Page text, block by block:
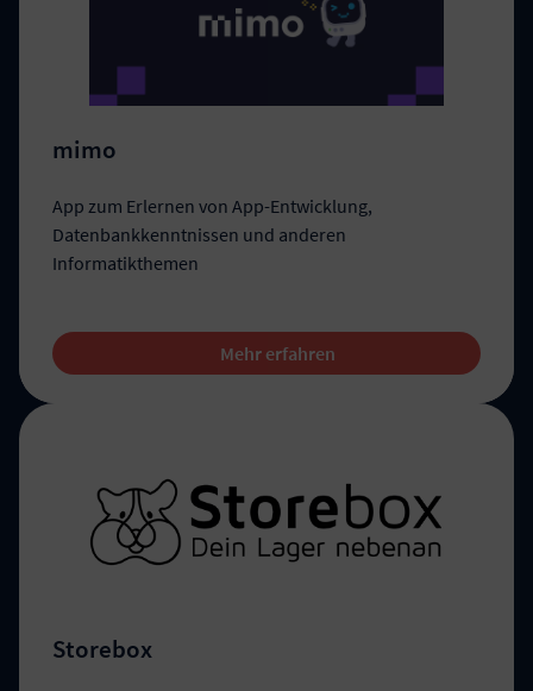
mimo
App zum Erlernen von App-Entwicklung,
Datenbankkenntnissen und anderen
Informatikthemen
Mehr erfahren
Storebox